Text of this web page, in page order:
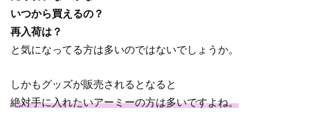
いつから買えるの？
再入荷は？
と気になってる方は多いのではないでしょうか。
しかもグッズが販売されるとなると
絶対手に入れたいアーミーの方は多いですよね。